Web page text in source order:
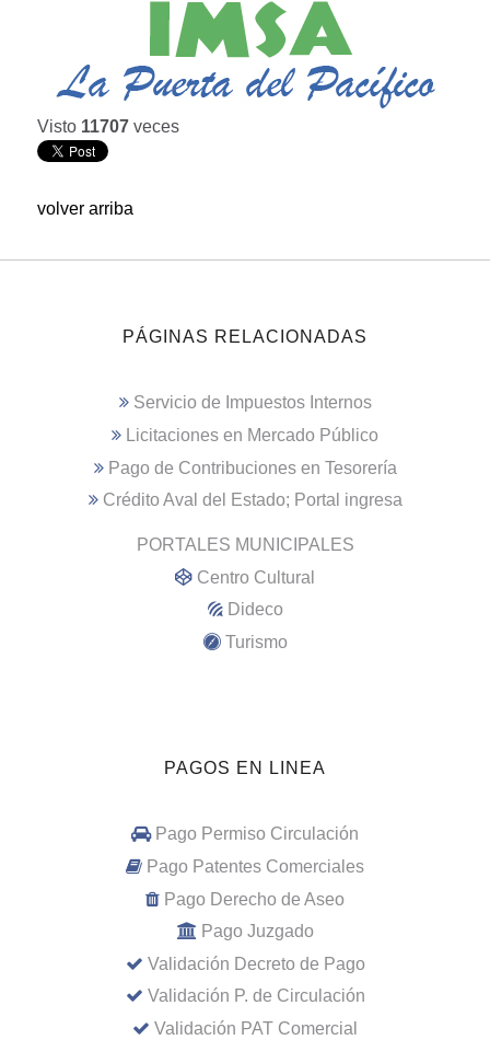
Visto 11707 veces
volver arriba
PÁGINAS RELACIONADAS
Servicio de Impuestos Internos
Licitaciones en Mercado Público
Pago de Contribuciones en Tesorería
Crédito Aval del Estado; Portal ingresa
PORTALES MUNICIPALES
Centro Cultural
Dideco
Turismo
PAGOS EN LINEA
Pago Permiso Circulación
Pago Patentes Comerciales
Pago Derecho de Aseo
Pago Juzgado
Validación Decreto de Pago
Validación P. de Circulación
Validación PAT Comercial